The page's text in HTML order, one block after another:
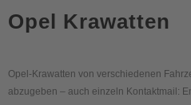
Opel Krawatten
Opel-Krawatten von verschiedenen
abzugeben – auch einzeln Kontaktmail: